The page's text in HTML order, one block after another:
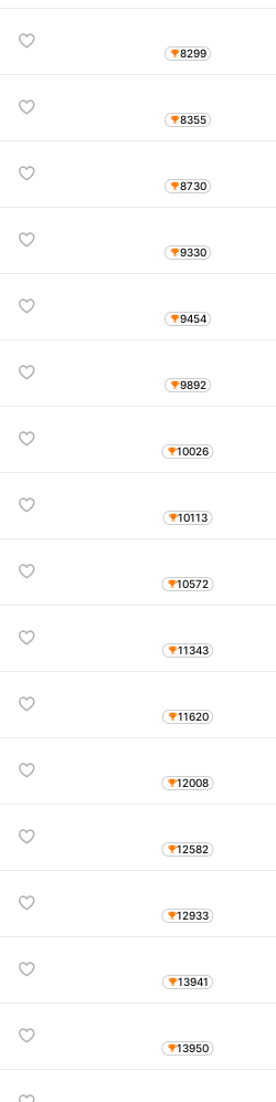
8299
8355
8730
9330
9454
9892
10026
10113
10572
11343
11620
12008
12582
12933
13941
13950